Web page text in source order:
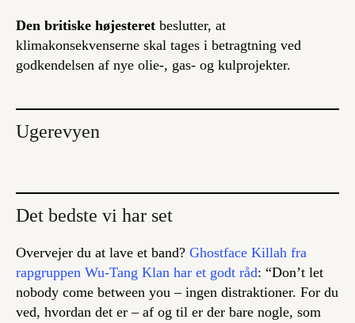
Den britiske højesteret beslutter, at
klimakonsekvenserne skal tages i betragtning ved
godkendelsen af nye olie-, gas- og kulprojekter.
Ugerevyen
Det bedste vi har set
Overvejer du at lave et band? Ghostface Killah fra
rapgruppen Wu-Tang Klan har et godt råd: “Don’t let
nobody come between you – ingen distraktioner. For du
ved, hvordan det er – af og til er der bare nogle, som